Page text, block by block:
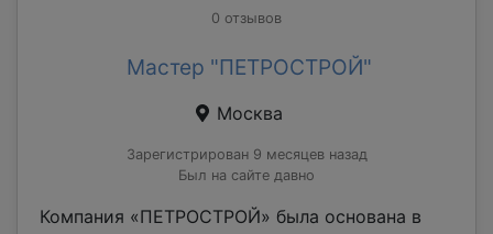
0 отзывов
Мастер "ПЕТРОСТРОЙ"
Москва
Зарегистрирован 9 месяцев назад
Был на сайте давно
Компания «ПЕТРОСТРОЙ» была основана в